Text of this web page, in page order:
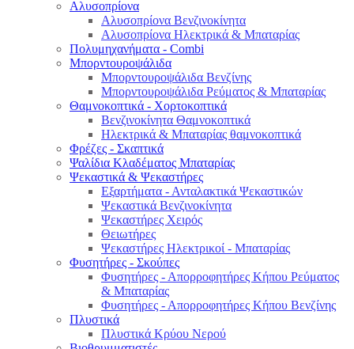
Αλυσοπρίονα
Αλυσοπρίονα Βενζινοκίνητα
Αλυσοπρίονα Ηλεκτρικά & Μπαταρίας
Πολυμηχανήματα - Combi
Μπορντουροψάλιδα
Μπορντουροψάλιδα Βενζίνης
Μπορντουροψάλιδα Ρεύματος & Μπαταρίας
Θαμνοκοπτικά - Χορτοκοπτικά
Βενζινοκίνητα Θαμνοκοπτικά
Ηλεκτρικά & Μπαταρίας θαμνοκοπτικά
Φρέζες - Σκαπτικά
Ψαλίδια Κλαδέματος Μπαταρίας
Ψεκαστικά & Ψεκαστήρες
Εξαρτήματα - Ανταλακτικά Ψεκαστικών
Ψεκαστικά Βενζινοκίνητα
Ψεκαστήρες Χειρός
Θειωτήρες
Ψεκαστήρες Ηλεκτρικοί - Μπαταρίας
Φυσητήρες - Σκούπες
Φυσητήρες - Απορροφητήρες Κήπου Ρεύματος
& Μπαταρίας
Φυσητήρες - Απορροφητήρες Κήπου Βενζίνης
Πλυστικά
Πλυστικά Κρύου Νερού